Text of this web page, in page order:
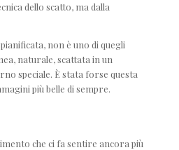
dello scatto, ma dalla
non è uno di quegli
naturale, scattata in un
speciale. È stata forse questa
più belle di sempre.
che ci fa sentire ancora più